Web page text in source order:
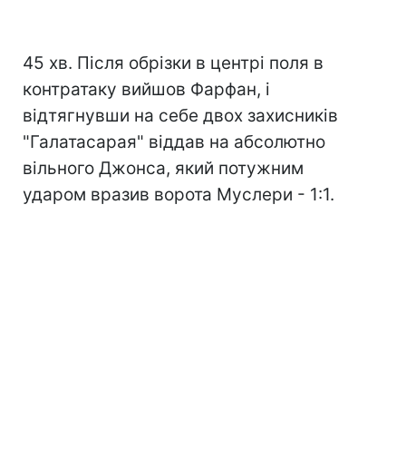
45 хв. Після обрізки в центрі поля в
контратаку вийшов Фарфан, і
відтягнувши на себе двох захисників
"Галатасарая" віддав на абсолютно
вільного Джонса, який потужним
ударом вразив ворота Муслери - 1:1.